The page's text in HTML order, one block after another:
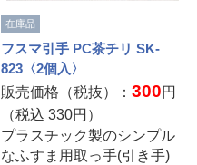
在庫品
フスマ引手 PC茶チリ SK-
823〈2個入〉
販売価格（税抜）：300円
（税込330円）
プラスチック製のシンプル
なふすま用取っ手(引き手)